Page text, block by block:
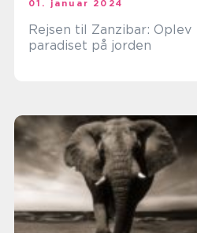
01. januar 2024
Rejsen til Zanzibar: Oplev
paradiset på jorden